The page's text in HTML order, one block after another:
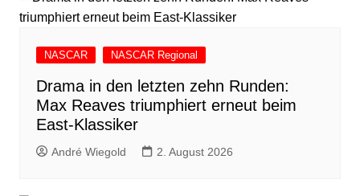
NASCAR NASCAR Regional
Drama in den letzten zehn Runden:
Max Reaves triumphiert erneut beim
East-Klassiker
André Wiegold 2. August 2026